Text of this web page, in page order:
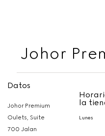
Johor
Datos
Johor Premium
Oulets, Suite
700 Jalan
la
Lunes